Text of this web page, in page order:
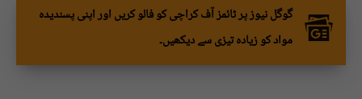
گوگل نیوز پر ٹائمز آف کراچی کو فالو کریں اور اپنی پسندیدہ
مواد کو زیادہ تیزی سے دیکھیں۔